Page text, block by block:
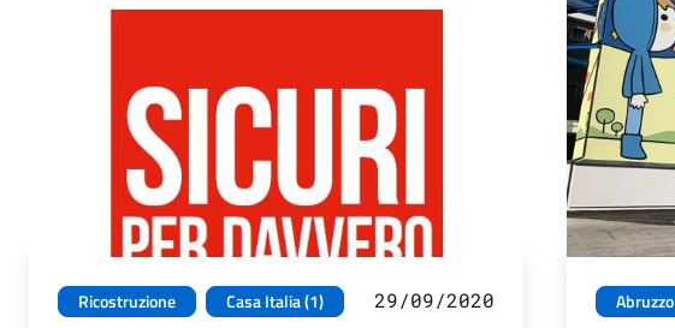
Ricostruzione Casa Italia (1) 29/09/2020 Abruzzo